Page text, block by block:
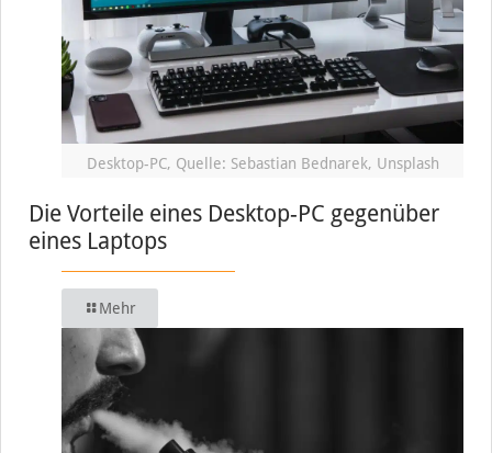
Desktop-PC, Quelle: Sebastian Bednarek, Unsplash
Die Vorteile eines Desktop-PC gegenüber
eines Laptops
Mehr